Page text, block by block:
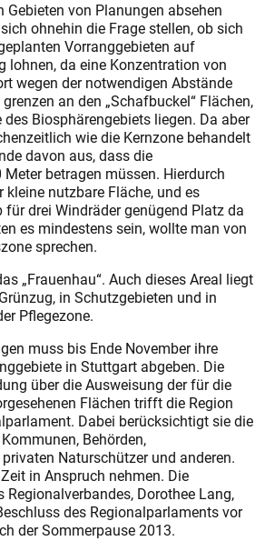
Gebieten von Planungen absehen
ohnehin die Frage stellen, ob sich
Vorranggebieten auf
lohnen, da eine Konzentration von
wegen der notwendigen Abstände
an den „Schafbuckel“ Flächen,
Biosphärengebiets liegen. Da aber
wie die Kernzone behandelt
davon aus, dass die
betragen müssen. Hierdurch
kleine nutzbare Fläche, und es
drei Windräder genügend Platz da
es mindestens sein, wollte man von
sprechen.
„Frauenhau“. Auch dieses Areal liegt
in Schutzgebieten und in
Pflegezone.
muss bis Ende November ihre
in Stuttgart abgeben. Die
über die Ausweisung der für die
Flächen trifft die Region
Dabei berücksichtigt sie die
Behörden,
Naturschützer und anderen.
in Anspruch nehmen. Die
Regionalverbandes, Dorothee Lang,
des Regionalparlaments vor
der Sommerpause 2013.